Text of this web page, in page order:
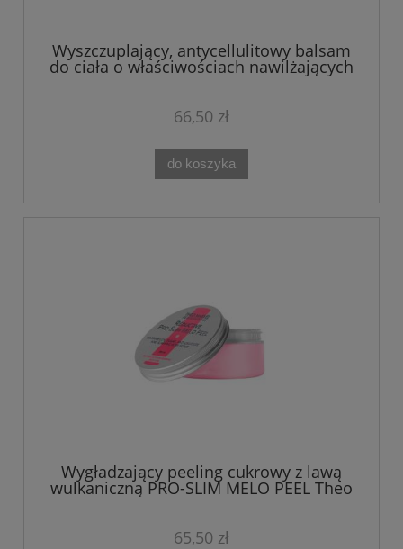
Wyszczuplający, antycellulitowy balsam
do ciała o właściwościach nawilżających
200 ml SLIM'N'GO BODY BALM
66,50 zł
do koszyka
Wygładzający peeling cukrowy z lawą
wulkaniczną PRO-SLIM MELO PEEL Theo
65,50 zł